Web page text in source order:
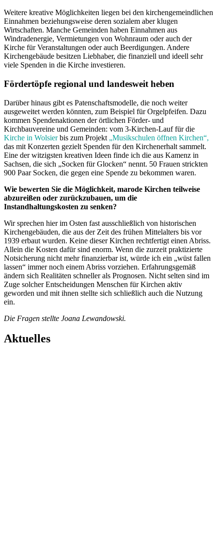
Weitere kreative Möglichkeiten liegen bei den kirchengemeindlichen
Einnahmen beziehungsweise deren sozialem aber klugen
Wirtschaften. Manche Gemeinden haben Einnahmen aus
Windradenergie, Vermietungen von Wohnraum oder auch der
Kirche für Veranstaltungen oder auch Beerdigungen. Andere
Kirchengebäude besitzen Liebhaber, die finanziell und ideell sehr
viele Spenden in die Kirche investieren.
Fördertöpfe regional und landesweit heben
Darüber hinaus gibt es Patenschaftsmodelle, die noch weiter
ausgeweitet werden könnten, zum Beispiel für Orgelpfeifen. Dazu
kommen Spendenaktionen der örtlichen Förder- und
Kirchbauvereine und Gemeinden: vom 3-Kirchen-Lauf für die
Kirche in Wolsierbis zum Projekt „Musikschulen öffnen Kirchen“,
das mit Konzerten gezielt Spenden für den Kirchenerhalt sammelt.
Eine der witzigsten kreativen Ideen finde ich die aus Kamenz in
Sachsen, die sich „Socken für Glocken“ nennt. 50 Frauen strickten
900 Paar Socken, die gegen eine Spende zu bekommen waren.
Wie bewerten Sie die Möglichkeit, marode Kirchen teilweise
abzureißen oder zurückzubauen, um die
Instandhaltungskosten zu senken?
Wir sprechen hier im Osten fast ausschließlich von historischen
Kirchengebäuden, die aus der Zeit des frühen Mittelalters bis vor
1939 erbaut wurden. Keine dieser Kirchen rechtfertigt einen Abriss.
Allein die Kosten dafür sind enorm. Wenn die zurzeit praktizierte
Notsicherung nicht mehr finanzierbar ist, würde ich ein „wüst fallen
lassen“ immer noch einem Abriss vorziehen. Erfahrungsgemäß
ändern sich Realitäten schneller als Prognosen. Nicht selten sind im
Zuge solcher Entscheidungen Menschen für Kirchen aktiv
geworden und mit ihnen stellte sich schließlich auch die Nutzung
ein.
Die Fragen stellte Joana Lewandowski.
Aktuelles